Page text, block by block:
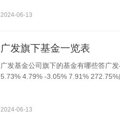
2024-06-13
广发旗下基金一览表
广发基金公司旗下的基金有哪些答广
5.73% 4.79% -3.05% 7.91%
2024-06-13